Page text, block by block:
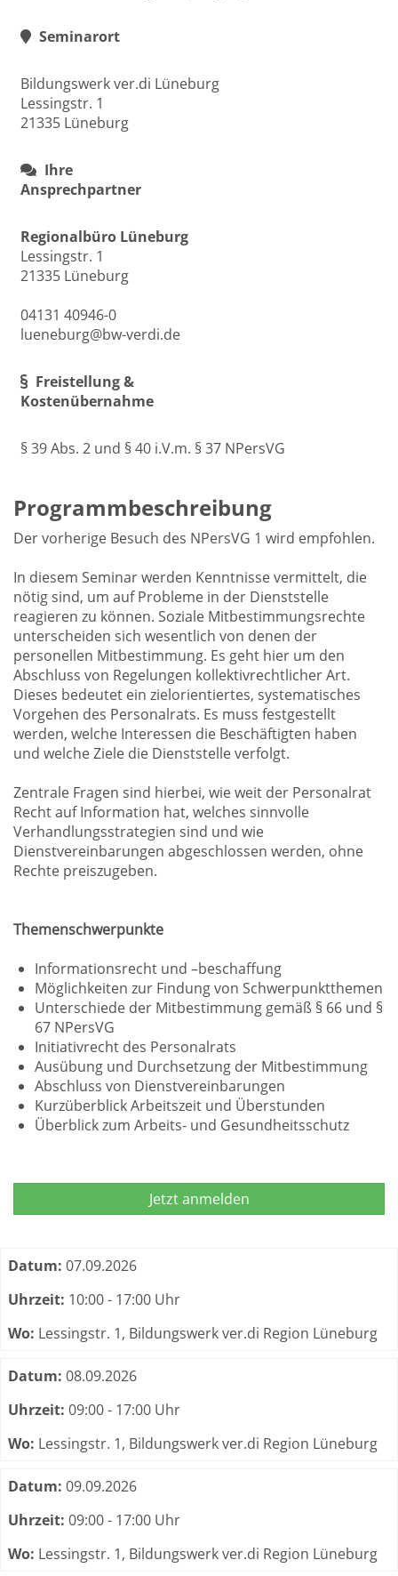
Seminarort
Bildungswerk ver.di Lüneburg
Lessingstr. 1
21335 Lüneburg
Ihre
Ansprechpartner
Regionalbüro Lüneburg
Lessingstr. 1
21335 Lüneburg
04131 40946-0
lueneburg@bw-verdi.de
Freistellung &
Kostenübernahme
§ 39 Abs. 2 und § 40 i.V.m. § 37 NPersVG
Programmbeschreibung
Der vorherige Besuch des NPersVG 1 wird empfohlen.
In diesem Seminar werden Kenntnisse vermittelt, die
nötig sind, um auf Probleme in der Dienststelle
reagieren zu können. Soziale Mitbestimmungsrechte
unterscheiden sich wesentlich von denen der
personellen Mitbestimmung. Es geht hier um den
Abschluss von Regelungen kollektivrechtlicher Art.
Dieses bedeutet ein zielorientiertes, systematisches
Vorgehen des Personalrats. Es muss festgestellt
werden, welche Interessen die Beschäftigten haben
und welche Ziele die Dienststelle verfolgt.
Zentrale Fragen sind hierbei, wie weit der Personalrat
Recht auf Information hat, welches sinnvolle
Verhandlungsstrategien sind und wie
Dienstvereinbarungen abgeschlossen werden, ohne
Rechte preiszugeben.
Themenschwerpunkte
Informationsrecht und –beschaffung
Möglichkeiten zur Findung von Schwerpunktthemen
Unterschiede der Mitbestimmung gemäß § 66 und §
67 NPersVG
Initiativrecht des Personalrats
Ausübung und Durchsetzung der Mitbestimmung
Abschluss von Dienstvereinbarungen
Kurzüberblick Arbeitszeit und Überstunden
Überblick zum Arbeits- und Gesundheitsschutz
Jetzt anmelden
Termine zum dieser Kurs
Datum: 07.09.2026
Uhrzeit: 10:00 - 17:00 Uhr
Wo: Lessingstr. 1, Bildungswerk ver.di Region Lüneburg
Datum: 08.09.2026
Uhrzeit: 09:00 - 17:00 Uhr
Wo: Lessingstr. 1, Bildungswerk ver.di Region Lüneburg
Datum: 09.09.2026
Uhrzeit: 09:00 - 17:00 Uhr
Wo: Lessingstr. 1, Bildungswerk ver.di Region Lüneburg